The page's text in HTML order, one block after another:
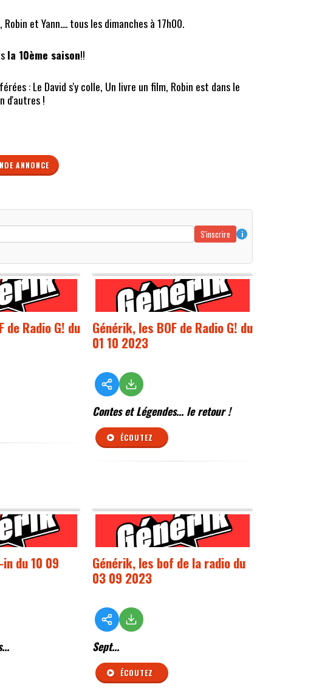
et Yann.... tous les dimanches à 17h00.
la 10ème saison!!
: Le David s'y colle, Un livre un film, Robin est dans le
d'autres !
ANNONCE
S'inscrire
i
de Radio G! du
Générik, les BOF de Radio G! du
01 10 2023
Contes et Légendes... le retour !
ÉCOUTEZ
du 10 09
Générik, les bof de la radio du
03 09 2023
Sept...
ÉCOUTEZ